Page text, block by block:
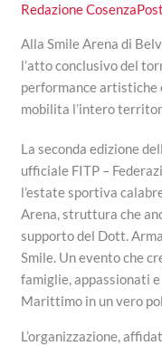
Redazione
Alla Smile Arena di
l’atto conclusivo del
performance artistiche
mobilita l’intero
La seconda edizione
ufficiale FITP –
l’estate sportiva
Arena, struttura che
supporto del Dott.
Smile. Un evento che
famiglie, appassionati
Marittimo in un vero
L’organizzazione,